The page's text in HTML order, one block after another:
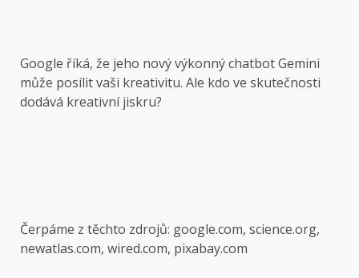
Google říká, že jeho nový výkonný chatbot Gemini
může posílit vaši kreativitu. Ale kdo ve skutečnosti
dodává kreativní jiskru?
Čerpáme z těchto zdrojů: google.com, science.org,
newatlas.com, wired.com, pixabay.com